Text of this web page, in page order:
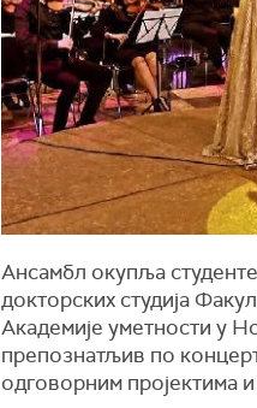
Ансамбл окупља
докторских студија
Академије уметности у
препознатљив по
одговорним пројектима